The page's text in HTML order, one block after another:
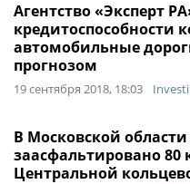
Агентство «Эксперт
кредитоспособности
автомобильные
прогнозом
19 сентября 2018, 18:03
В Московской
заасфальтировано 80
Центральной